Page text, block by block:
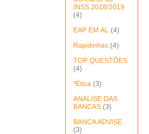
INSS 2018/2019
(4)
EAP EM AL
(4)
Rapidinhas (4)
TOP QUESTÕES
(4)
*Ética (3)
ANALISE DAS
BANCAS (3)
BANCA ADVISE
(3)